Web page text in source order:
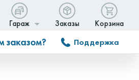
Гараж Заказы Корзина
заказом? Поддержка